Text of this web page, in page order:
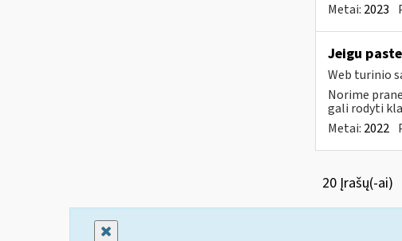
Metai: 2023
Jeigu
Web turinio
Norime
gali rodyti
Metai: 2022
20 Įrašų(-ai)